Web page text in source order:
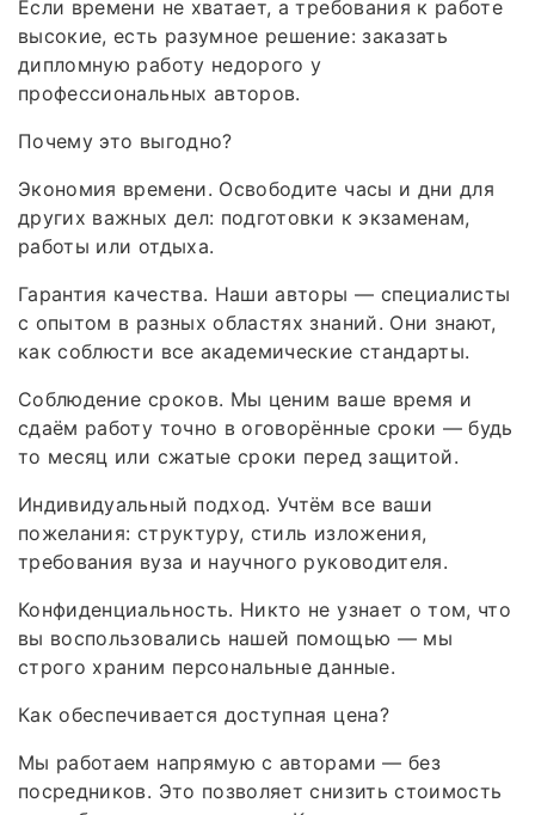
Если времени не хватает, а требования к работе
высокие, есть разумное решение: заказать
дипломную работу недорого у
профессиональных авторов.
Почему это выгодно?
Экономия времени. Освободите часы и дни для
других важных дел: подготовки к экзаменам,
работы или отдыха.
Гарантия качества. Наши авторы — специалисты
с опытом в разных областях знаний. Они знают,
как соблюсти все академические стандарты.
Соблюдение сроков. Мы ценим ваше время и
сдаём работу точно в оговорённые сроки — будь
то месяц или сжатые сроки перед защитой.
Индивидуальный подход. Учтём все ваши
пожелания: структуру, стиль изложения,
требования вуза и научного руководителя.
Конфиденциальность. Никто не узнает о том, что
вы воспользовались нашей помощью — мы
строго храним персональные данные.
Как обеспечивается доступная цена?
Мы работаем напрямую с авторами — без
посредников. Это позволяет снизить стоимость